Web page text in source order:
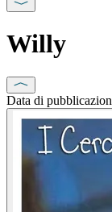
Willy
Data di